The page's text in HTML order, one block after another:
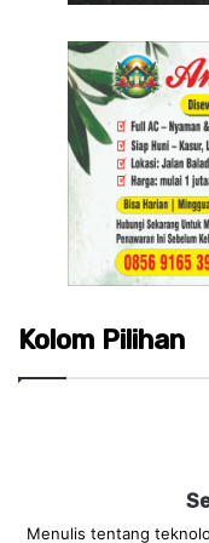
Kolom Pilihan
Menulis tentang